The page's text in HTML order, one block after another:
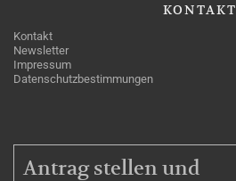
KONTAKT
Kontakt
Newsletter
Impressum
Datenschutzbestimmungen
MITGLIEDSCHAFT
Antrag stellen und